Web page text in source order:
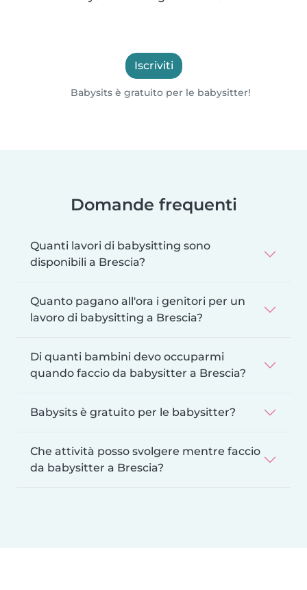
Iscriviti
Babysits è gratuito per le babysitter!
Domande frequenti
Quanti lavori di babysitting sono
disponibili a Brescia?
Quanto pagano all'ora i genitori per un
lavoro di babysitting a Brescia?
Di quanti bambini devo occuparmi
quando faccio da babysitter a Brescia?
Babysits è gratuito per le babysitter?
Che attività posso svolgere mentre faccio
da babysitter a Brescia?